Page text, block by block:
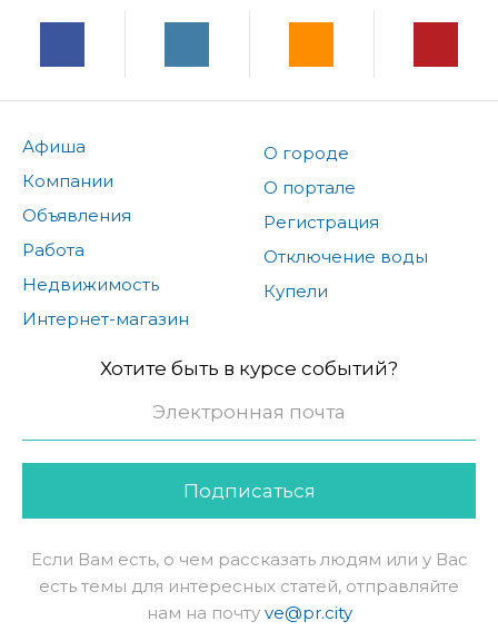
Афиша
Компании
Объявления
Работа
Недвижимость
Интернет-магазин
О городе
О портале
Регистрация
Отключение воды
Купели
Хотите быть в курсе событий?
Подписаться
Если Вам есть, о чем рассказать людям или у Вас
есть темы для интересных статей, отправляйте
нам на почту ve@pr.city